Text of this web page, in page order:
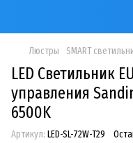
Люстры SMART
LED Светильник
управления
6500K
Артикул: LED-SL-72W-T29